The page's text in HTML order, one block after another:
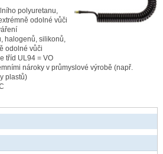
polyuretanu,
odolné vůči
halogenů, silikonů,
odolné vůči
tříd UL94 = VO
nároky v průmyslové výrobě (např.
plastů)